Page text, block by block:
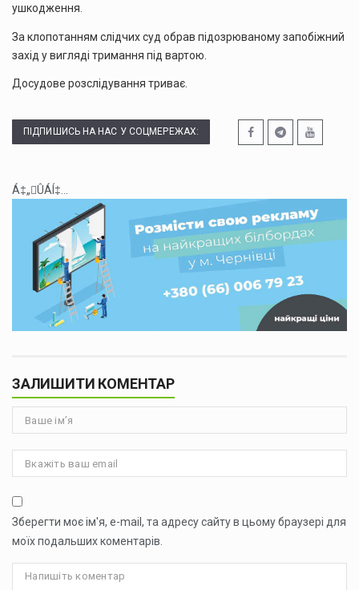
ушкодження.
За клопотанням слідчих суд обрав підозрюваному запобіжний
захід у вигляді тримання під вартою.
Досудове розслідування триває.
ПІДПИШИСЬ НА НАС У СОЦМЕРЕЖАХ:
Á‡„ÛÁÍ‡...
ЗАЛИШИТИ КОМЕНТАР
Зберегти моє ім'я, e-mail, та адресу сайту в цьому браузері для
моїх подальших коментарів.